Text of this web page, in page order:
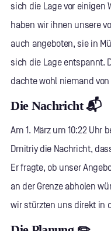
sich die Lage vor einigen
haben wir ihnen unsere
auch angeboten, sie in
sich die Lage entspannt.
dachte wohl niemand von
Die Nachricht 📬
Am 1. März um 10:22 Uhr
Dmitriy die Nachricht,
Er fragte, ob unser
an der Grenze abholen
wir stürzten uns direkt in